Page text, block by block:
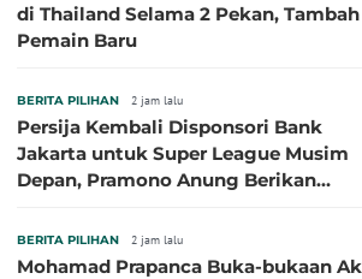
di Thailand Selama 2 Pekan,
Pemain Baru
BERITA PILIHAN 2 jam lalu
Persija Kembali Disponsori Bank
Jakarta untuk Super League Musim
Depan, Pramono Anung Berikan
BERITA PILIHAN 2 jam lalu
Mohamad Prapanca Buka-bukaan